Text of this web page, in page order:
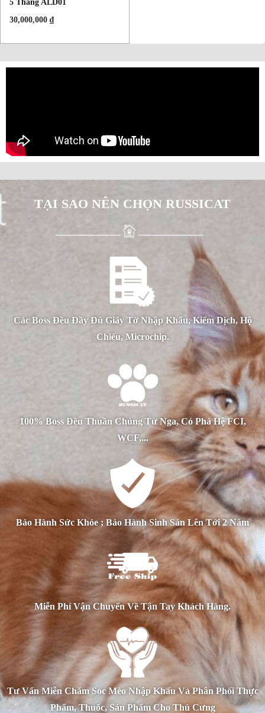
5 Tháng ALD01
30,000,000 ₫
TẠI SAO NÊN CHỌN RUSSICAT
Các Boss Đều Đầy Đủ Giấy Tờ Nhập Khẩu, Kiểm Dịch, Hộ
Chiếu, Microchip.
100% Boss Đều Thuần Chủng Từ Nga, Có Phả Hệ FCI,
WCF,...
Bảo Hành Sức Khỏe ; Bảo Hành Sinh Sản Lên Tới 2 Năm
Miễn Phí Vận Chuyển Về Tận Tay Khách Hàng.
Tư Vấn Miễn Chăm Sóc Mèo Nhập Khẩu Và Phân Phối Thực
Phẩm, Thuốc, Sản Phẩm Cho Thú Cưng